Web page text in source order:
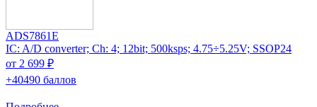
ADS7861E
IC: A/D converter; Ch: 4; 12bit; 500ksps; 4.75÷5.25V; SSOP24
от 2 699 ₽
+40490 баллов